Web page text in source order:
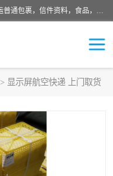
武汉本泰航空服务有限公司，专业服务航空托运普通包裹，信件资料，食品，服装，快消品等运输的专线空运，完善的网络服务确保为客户提供准确、*、安全的“门对门”服务，本着“诚信为本、精诚合作”的服务宗旨.“以安全运输为保障，以运价合理要求市场”的经营理念。武汉机场货运、武汉航空物流、武汉空运、武汉天河国际机场东方、南方、国际航空、机场空运业务覆盖国内二三线机场城市，如：武汉-敦煌、武汉-柳州等
> 显示屏航空快递 上门取货